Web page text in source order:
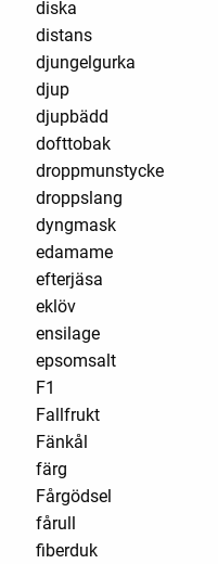
diska
distans
djungelgurka
djup
djupbädd
dofttobak
droppmunstycke
droppslang
dyngmask
edamame
efterjäsa
eklöv
ensilage
epsomsalt
F1
Fallfrukt
Fänkål
färg
Fårgödsel
fårull
fiberduk